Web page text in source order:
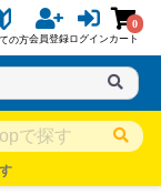
の方会員登録ログイン
0
カート
タイトル一覧